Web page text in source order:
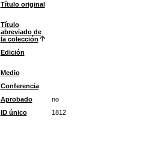
Título original
Título
abreviado de
la colección
Edición
Medio
Conferencia
Aprobado
no
ID único
1812